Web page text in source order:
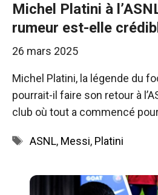
Michel Platini à
rumeur est-elle
26 mars 2025
Michel Platini, la légende du
pourrait-il faire son retour à
club où tout a commencé
Étiquettes
ASNL, Messi, Platini